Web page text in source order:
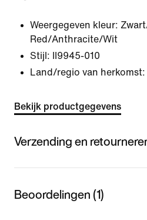
Weergegeven kleur:
Red/Anthracite/Wit
Stijl:
II9945-010
Land/regio van herkomst:
Bekijk productgegevens
Verzending en
Beoordelingen (1)